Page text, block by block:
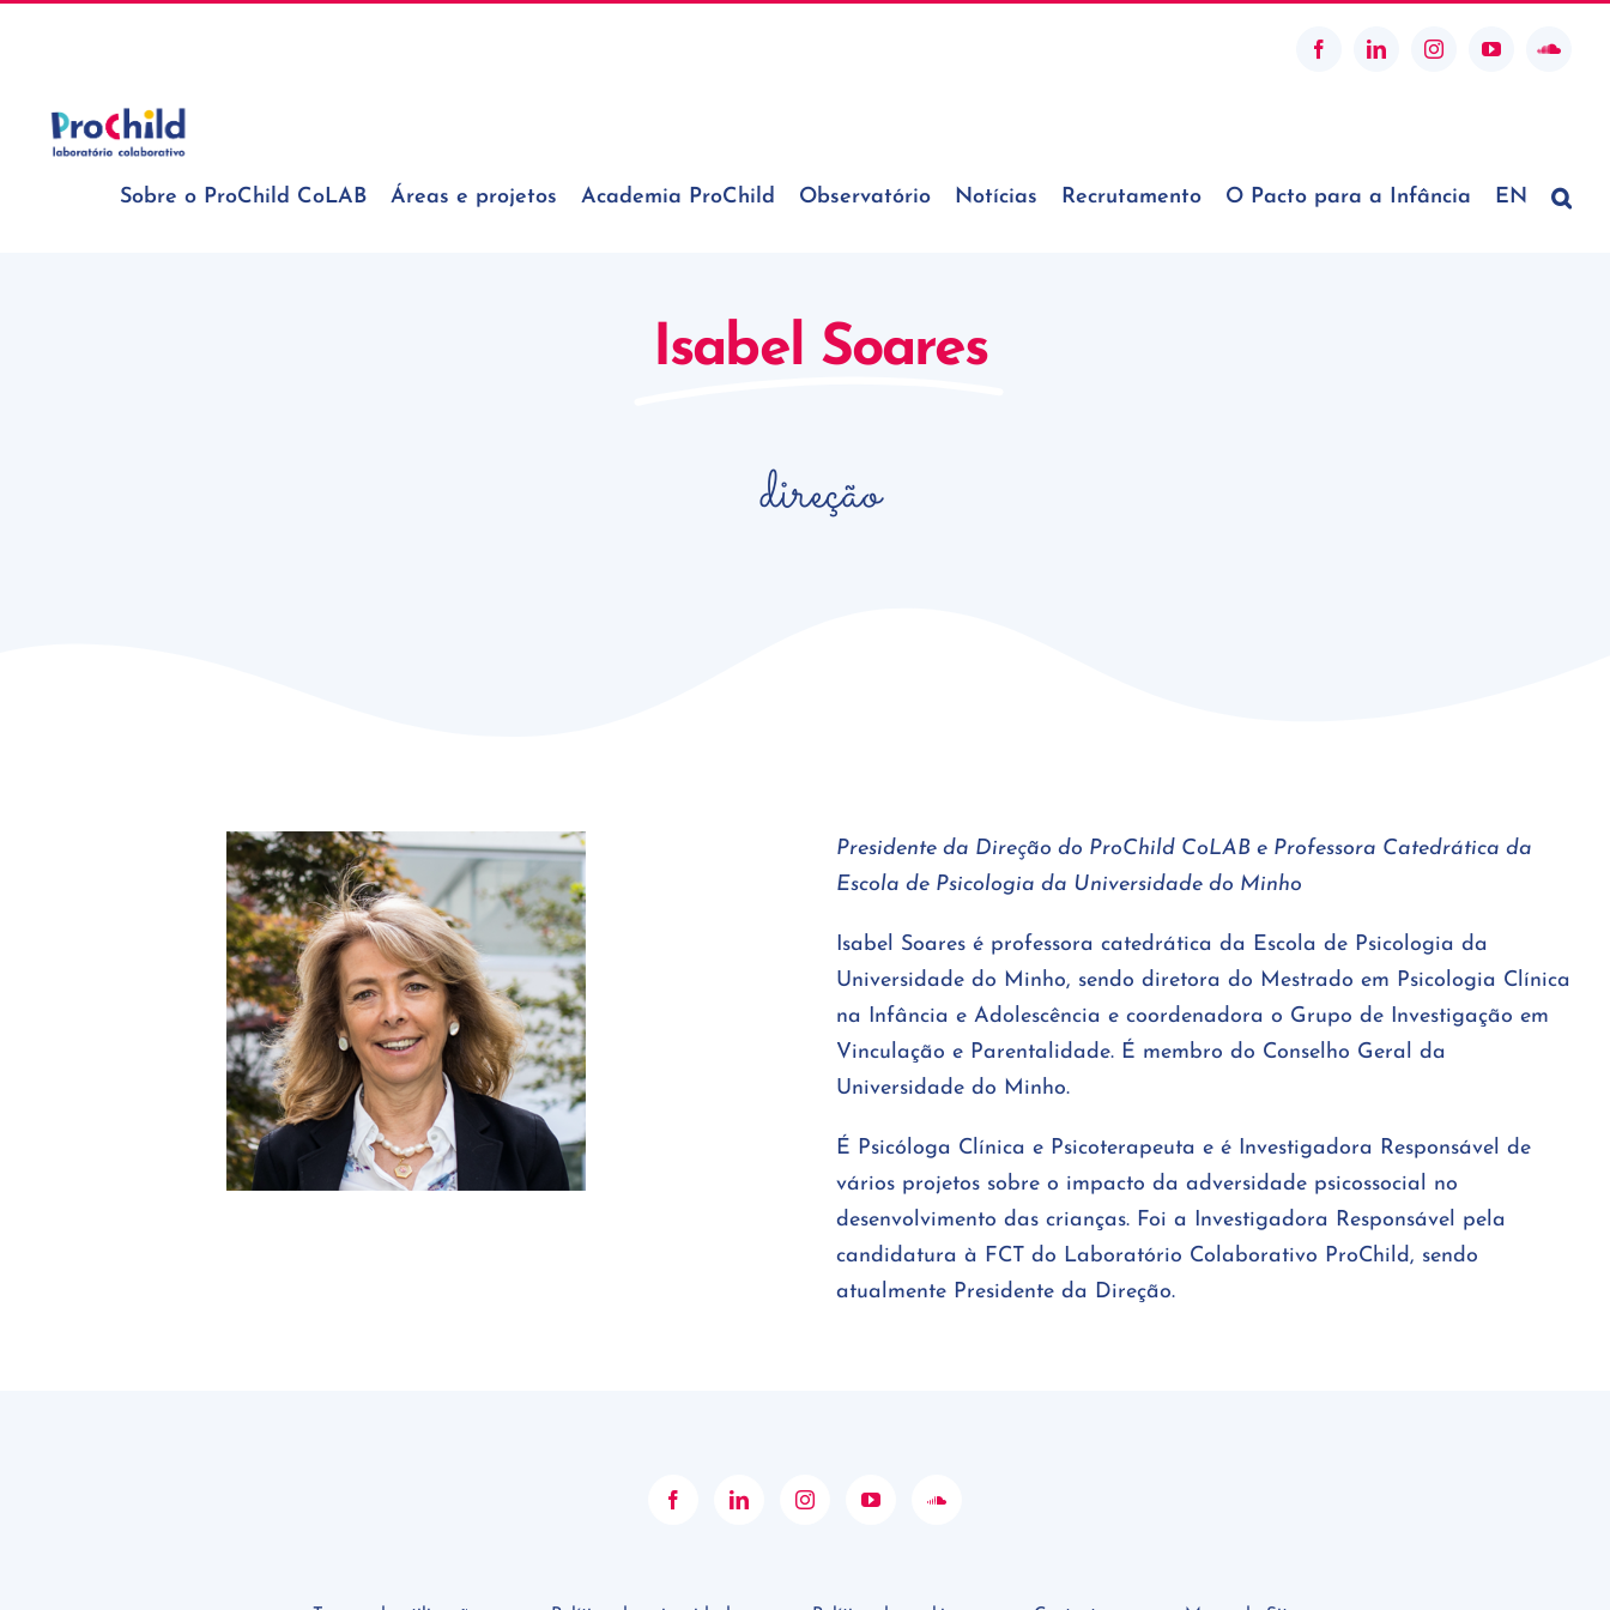
FacebookLinkedInInstagramYouTube
Sobre o ProChild CoLAB Áreas e projetos Academia ProChild Observatório Notícias Recrutamento O Pacto para a Infância EN
Isabel Soares
direção
Presidente da Direção do ProChild CoLAB e Professora Catedrática da
Escola de Psicologia da Universidade do Minho
Isabel Soares é professora catedrática da Escola de Psicologia da
Universidade do Minho, sendo diretora do Mestrado em Psicologia Clínica
na Infância e Adolescência e coordenadora o Grupo de Investigação em
Vinculação e Parentalidade. É membro do Conselho Geral da
Universidade do Minho.
É Psicóloga Clínica e Psicoterapeuta e é Investigadora Responsável de
vários projetos sobre o impacto da adversidade psicossocial no
desenvolvimento das crianças. Foi a Investigadora Responsável pela
candidatura à FCT do Laboratório Colaborativo ProChild, sendo
atualmente Presidente da Direção.